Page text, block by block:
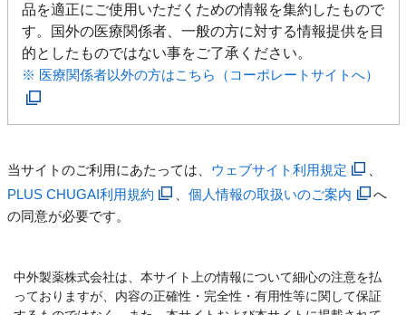
品を適正にご使用いただくための情報を集約したもので
す。国外の医療関係者、一般の方に対する情報提供を目
的としたものではない事をご了承ください。
※ 医療関係者以外の方はこちら（コーポレートサイトへ）
当サイトのご利用にあたっては、 ウェブサイト利用規定
PLUS CHUGAI利用規約
、個人情報の取扱いのご案内
へ
の同意が必要です。
中外製薬株式会社は、本サイト上の情報について細心の注意を払
っておりますが、内容の正確性・完全性・有用性等に関して保証